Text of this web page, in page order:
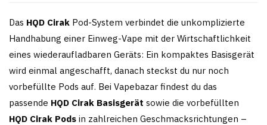
Das HQD Cirak Pod-System verbindet die unkomplizierte
Handhabung einer Einweg-Vape mit der Wirtschaftlichkeit
eines wiederaufladbaren Geräts: Ein kompaktes Basisgerät
wird einmal angeschafft, danach steckst du nur noch
vorbefüllte Pods auf. Bei Vapebazar findest du das
passende HQD Cirak Basisgerät sowie die vorbefüllten
HQD Cirak Pods in zahlreichen Geschmacksrichtungen –